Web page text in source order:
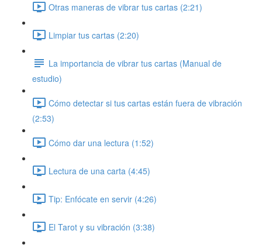
Otras maneras de vibrar tus cartas (2:21)
Limpiar tus cartas (2:20)
La importancia de vibrar tus cartas (Manual de
estudio)
Cómo detectar si tus cartas están fuera de vibración
(2:53)
Cómo dar una lectura (1:52)
Lectura de una carta (4:45)
Tip: Enfócate en servir (4:26)
El Tarot y su vibración (3:38)